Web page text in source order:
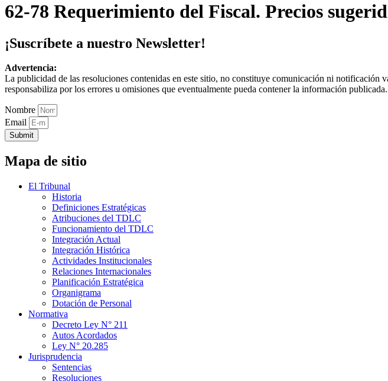
62-78 Requerimiento del Fiscal. Precios
¡Suscríbete a nuestro Newsletter!
Advertencia:
La publicidad de las resoluciones contenidas en este sitio, no constituye comunicación ni notificación
responsabiliza por los errores u omisiones que eventualmente pueda contener la información publicada.
Nombre
Email
Submit
Mapa de sitio
El Tribunal
Historia
Definiciones Estratégicas
Atribuciones del TDLC
Funcionamiento del TDLC
Integración Actual
Integración Histórica
Actividades Institucionales
Relaciones Internacionales
Planificación Estratégica
Organigrama
Dotación de Personal
Normativa
Decreto Ley N° 211
Autos Acordados
Ley N° 20.285
Jurisprudencia
Sentencias
Resoluciones